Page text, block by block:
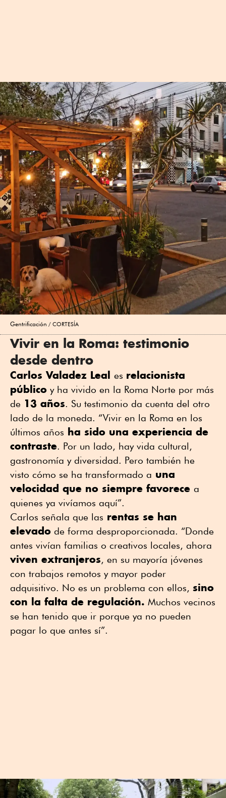
Gentrificación CORTESÍA
Vivir en la Roma: testimonio
desde dentro
Carlos Valadez Leal es relacionista
público y ha vivido en la Roma Norte por más
de 13 años. Su testimonio da cuenta del otro
lado de la moneda. “Vivir en la Roma en los
últimos años ha sido una experiencia de
contraste. Por un lado, hay vida cultural,
gastronomía y diversidad. Pero también he
visto cómo se ha transformado a una
velocidad que no siempre favorece a
quienes ya vivíamos aquí”.
Carlos señala que las rentas se han
elevado de forma desproporcionada. “Donde
antes vivían familias o creativos locales, ahora
viven extranjeros, en su mayoría jóvenes
con trabajos remotos y mayor poder
adquisitivo. No es un problema con ellos, sino
con la falta de regulación. Muchos vecinos
se han tenido que ir porque ya no pueden
pagar lo que antes sí”.